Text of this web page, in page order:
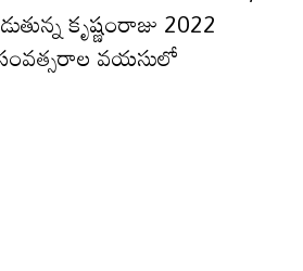
కృష్ణంరాజు 2022
వయసులో